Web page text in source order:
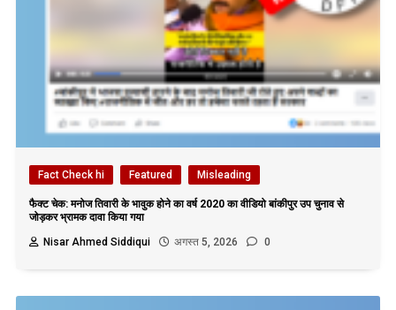
Fact Check hi Featured Misleading
फैक्ट चेक: मनोज तिवारी के भावुक होने का वर्ष 2020 का वीडियो बांकीपुर उप चुनाव से
जोड़कर भ्रामक दावा किया गया
Nisar Ahmed Siddiqui
अगस्त 5, 2026 0